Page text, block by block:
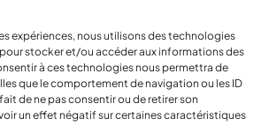
expériences, nous utilisons des technologies
stocker et/ou accéder aux informations des
à ces technologies nous permettra de
que le comportement de navigation ou les ID
de ne pas consentir ou de retirer son
un effet négatif sur certaines caractéristiques